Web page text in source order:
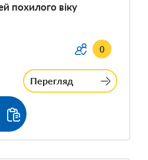
похилого віку
0
Перегляд